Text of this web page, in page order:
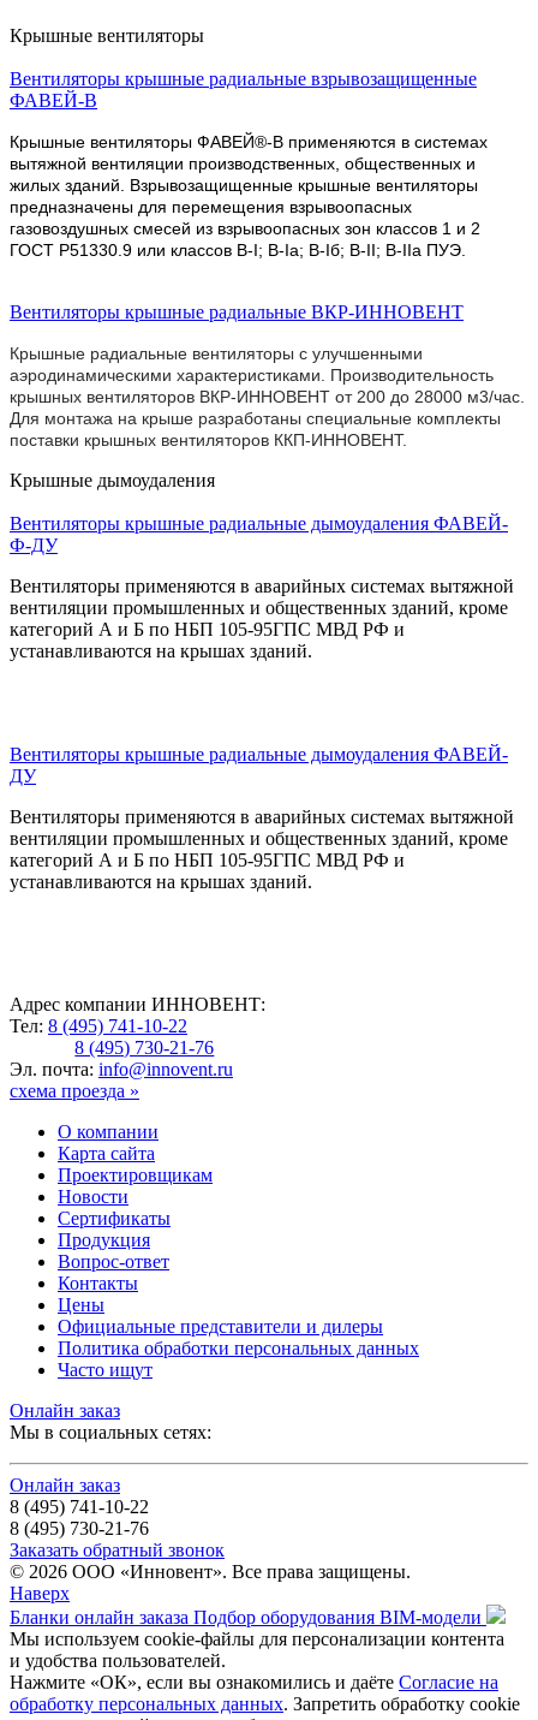
Крышные вентиляторы
Вентиляторы крышные радиальные взрывозащищенные
ФАВЕЙ-В
Крышные вентиляторы ФАВЕЙ®-В применяются в системах
вытяжной вентиляции производственных, общественных и
жилых зданий. Взрывозащищенные крышные вентиляторы
предназначены для перемещения взрывоопасных
газовоздушных смесей из взрывоопасных зон классов 1 и 2
ГОСТ Р51330.9 или классов В-I; B-Ia; B-Iб; B-II; B-IIa ПУЭ.
Вентиляторы крышные радиальные ВКР-ИННОВЕНТ
Крышные радиальные вентиляторы с улучшенными
аэродинамическими характеристиками. Производительность
крышных вентиляторов ВКР-ИННОВЕНТ от 200 до 28000 м3/час.
Для монтажа на крыше разработаны специальные комплекты
поставки крышных вентиляторов ККП-ИННОВЕНТ.
Крышные дымоудаления
Вентиляторы крышные радиальные дымоудаления ФАВЕЙ-
Ф-ДУ
Вентиляторы применяются в аварийных системах вытяжной
вентиляции промышленных и общественных зданий, кроме
категорий А и Б по НБП 105-95ГПС МВД РФ и
устанавливаются на крышах зданий.
Вентиляторы крышные радиальные дымоудаления ФАВЕЙ-
ДУ
Вентиляторы применяются в аварийных системах вытяжной
вентиляции промышленных и общественных зданий, кроме
категорий А и Б по НБП 105-95ГПС МВД РФ и
устанавливаются на крышах зданий.
Адрес компании ИННОВЕНТ:
Тел: 8 (495) 741-10-22
8 (495) 730-21-76
Эл. почта: info@innovent.ru
схема проезда »
О компании
Карта сайта
Проектировщикам
Новости
Сертификаты
Продукция
Вопрос-ответ
Контакты
Цены
Официальные представители и дилеры
Политика обработки персональных данных
Часто ищут
Онлайн заказ
Мы в социальных сетях:
Онлайн заказ
8 (495) 741-10-22
8 (495) 730-21-76
Заказать обратный звонок
© 2026 ООО «Инновент». Все права защищены.
Наверх
Бланки онлайн заказа Подбор оборудования BIM-модели
Мы используем cookie-файлы для персонализации контента
и удобства пользователей.
Нажмите «ОК», если вы ознакомились и даёте Согласие на
обработку персональных данных. Запретить обработку cookie